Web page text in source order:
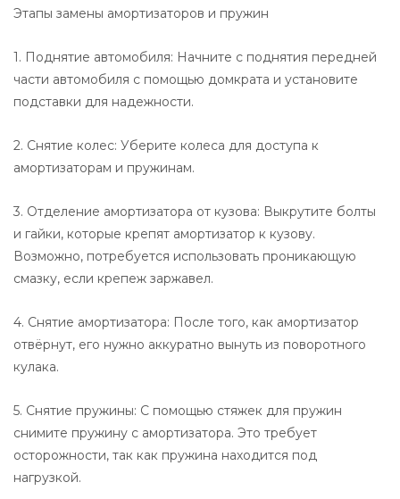
Этапы замены амортизаторов и пружин
1. Поднятие автомобиля: Начните с поднятия передней
части автомобиля с помощью домкрата и установите
подставки для надежности.
2. Снятие колес: Уберите колеса для доступа к
амортизаторам и пружинам.
3. Отделение амортизатора от кузова: Выкрутите болты
и гайки, которые крепят амортизатор к кузову.
Возможно, потребуется использовать проникающую
смазку, если крепеж заржавел.
4. Снятие амортизатора: После того, как амортизатор
отвёрнут, его нужно аккуратно вынуть из поворотного
кулака.
5. Снятие пружины: С помощью стяжек для пружин
снимите пружину с амортизатора. Это требует
осторожности, так как пружина находится под
нагрузкой.